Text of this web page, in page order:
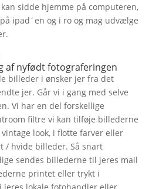
sidde hjemme på computeren,
ipad´en og i ro og mag udvælge
af nyfødt fotograferingen
billeder i ønsker jer fra det
jer. Går vi i gang med selve
Vi har en del forskellige
filtre vi kan tilføje billederne
look, i flotte farver eller
/ hvide billeder. Så snart
sendes billederne til jeres mail
printet eller trykt i